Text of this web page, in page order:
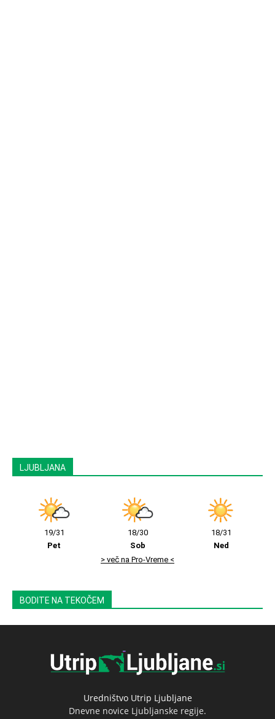
LJUBLJANA
19/31
Pet
18/30
Sob
18/31
Ned
> več na Pro-Vreme <
BODITE NA TEKOČEM
Uredništvo Utrip Ljubljane
Dnevne novice Ljubljanske regije.